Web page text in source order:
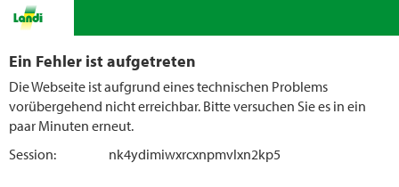
Ein Fehler ist aufgetreten
Die Webseite ist aufgrund eines technischen Problems
vorübergehend nicht erreichbar. Bitte versuchen Sie es in ein
paar Minuten erneut.
Session:
nk4ydimiwxrcxnpmvlxn2kp5